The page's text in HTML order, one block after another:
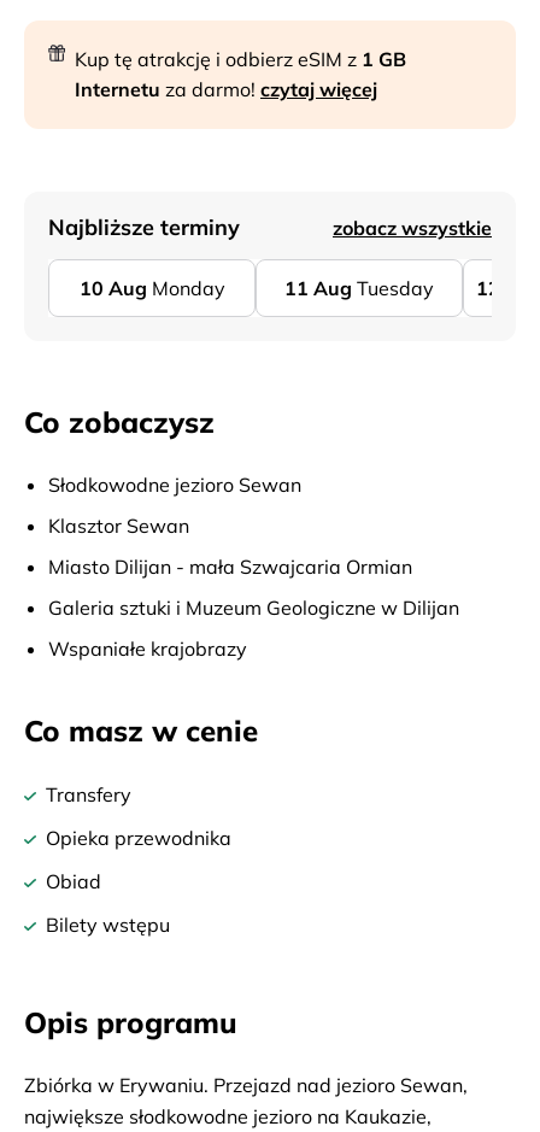
Kup tę atrakcję i odbierz eSIM z 1 GB
Internetu za darmo! czytaj więcej
Najbliższe terminy zobacz wszystkie
10 Aug Monday 11 Aug Tuesday 12
Co zobaczysz
Słodkowodne jezioro Sewan
Klasztor Sewan
Miasto Dilijan - mała Szwajcaria Ormian
Galeria sztuki i Muzeum Geologiczne w Dilijan
Wspaniałe krajobrazy
Co masz w cenie
Transfery
Opieka przewodnika
Obiad
Bilety wstępu
Opis programu
Zbiórka w Erywaniu. Przejazd nad jezioro Sewan,
największe słodkowodne jezioro na Kaukazie,